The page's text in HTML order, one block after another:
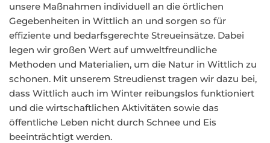
unsere Maßnahmen individuell an die örtlichen
Gegebenheiten in Wittlich an und sorgen so für
effiziente und bedarfsgerechte Streueinsätze. Dabei
legen wir großen Wert auf umweltfreundliche
Methoden und Materialien, um die Natur in Wittlich zu
schonen. Mit unserem Streudienst tragen wir dazu bei,
dass Wittlich auch im Winter reibungslos funktioniert
und die wirtschaftlichen Aktivitäten sowie das
öffentliche Leben nicht durch Schnee und Eis
beeinträchtigt werden.